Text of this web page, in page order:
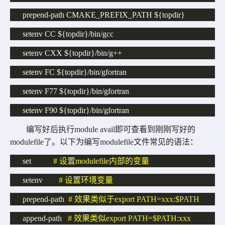
prepend-path CMAKE_PREFIX_PATH ${topdir}
setenv CC ${topdir}/bin/gcc
setenv CXX ${topdir}/bin/g++
setenv FC ${topdir}/bin/gfortran
setenv F77 ${topdir}/bin/gfortran
setenv F90 ${topdir}/bin/gfortran
编写好后执行module avail 即可查看到刚刚写好的
modulefile了。以下为编写modulefile文件常见的语法：
set # 设置modulefile内部的变量
setenv # 设置环境变量
prepend-path # 效果类似于export PATH=xxx:$PATH
append-path # 效果类似export PATH=$PATH:xxx